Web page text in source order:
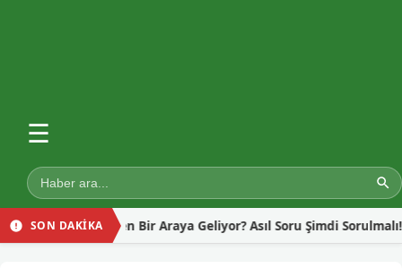
☰
SON DAKİKA
İçin Neden Bir Araya Geliyor? Asıl Soru Şimdi Sorulmalı!